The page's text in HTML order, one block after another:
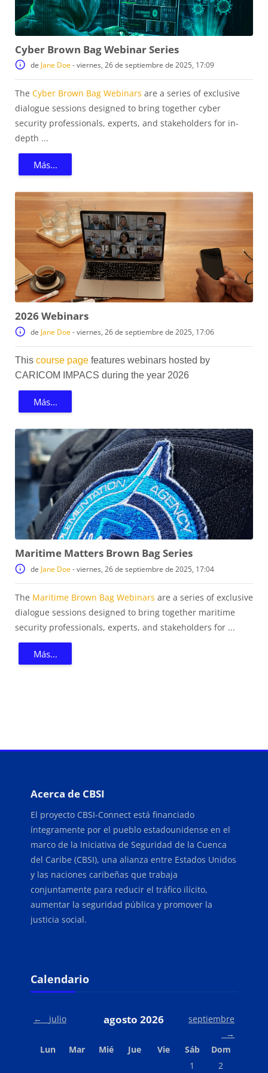
Cyber Brown Bag Webinar Series
de Jane Doe-viernes, 26 de septiembre de 2025, 17:09
The Cyber Brown Bag Webinars are a series of exclusive
dialogue sessions designed to bring together cyber
security professionals, experts, and stakeholders for in-
depth ...
Más...
2026 Webinars
de Jane Doe-viernes, 26 de septiembre de 2025, 17:06
This course page features webinars hosted by
CARICOM IMPACS during the year 2026
Más...
Maritime Matters Brown Bag Series
de Jane Doe-viernes, 26 de septiembre de 2025, 17:04
The Maritime Brown Bag Webinars are a series of exclusive
dialogue sessions designed to bring together maritime
security professionals, experts, and stakeholders for ...
Más...
Acerca de CBSI
El proyecto CBSI-Connect está financiado
íntegramente por el pueblo estadounidense en el
marco de la Iniciativa de Seguridad de la Cuenca
del Caribe (CBSI), una alianza entre Estados Unidos
y las naciones caribeñas que trabaja
conjuntamente para reducir el tráfico ilícito,
aumentar la seguridad pública y promover la
justicia social.
Bloques
Calendario
← julio agosto 2026
septiembre
→
Lunes
Lun Martes
Mar Miércoles
Mié Jueves
Jue Viernes
Vie Sábado
Sáb Domingo
Dom
Sin eventos,
1 Sin eventos,
2